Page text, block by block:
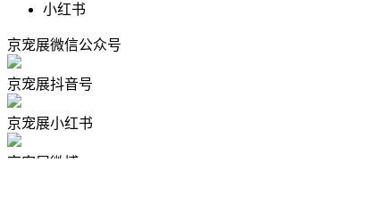
小红书
京宠展微信公众号
京宠展抖音号
京宠展小红书
京宠展微博